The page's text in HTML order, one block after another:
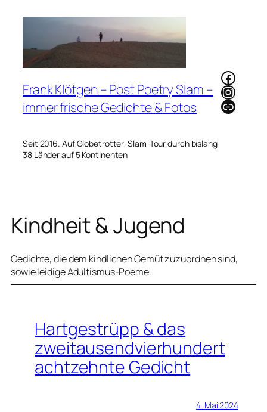
Frank Klötgen – Post Poetry Slam –
immer frische Gedichte & Fotos
Seit 2016. Auf Globetrotter-Slam-Tour durch bislang
38 Länder auf 5 Kontinenten
Link
Kindheit & Jugend
Gedichte, die dem kindlichen Gemüt zuzuordnen sind,
sowie leidige Adultismus-Poeme.
Hartgestrüpp & das
zweitausendvierhundert
achtzehnte Gedicht
4. Mai 2024